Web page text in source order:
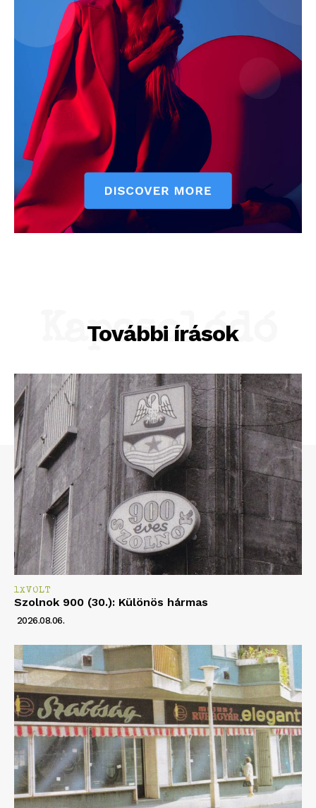
További írások
Kapcsolódó
1XVOLT
Szolnok 900 (30.): Különös hármas
2026.08.06.